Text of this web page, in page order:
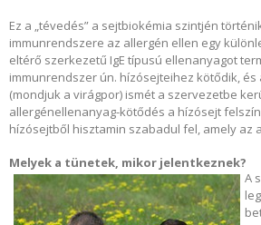
Ez a „tévedés” a sejtbiokémia szintjén
immunrendszere az allergén ellen egy
eltérő szerkezetű IgE típusú ellenanyagot
immunrendszer ún. hízósejteihez kötődik, és
(mondjuk a virágpor) ismét a szervezetbe
allergénellenanyag-kötődés a hízósejt
hízósejtből hisztamin szabadul fel, amely az
Melyek a tünetek, mikor jelentkeznek?
A